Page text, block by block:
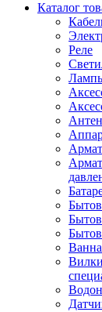
Каталог
Реле